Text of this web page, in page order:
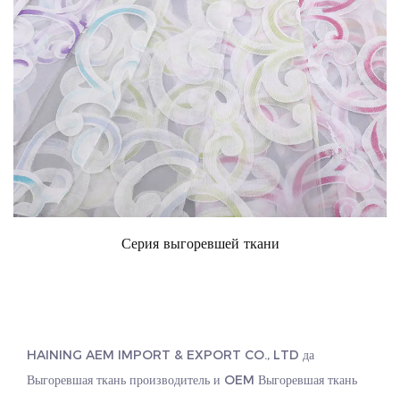
Серия выгоревшей ткани
HAINING AEM IMPORT & EXPORT CO., LTD да
Выгоревшая ткань производитель и OEM Выгоревшая ткань